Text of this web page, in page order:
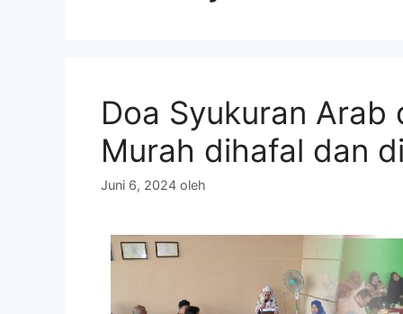
Doa Syukuran
Murah dihafal dan
Juni 6, 2024 oleh